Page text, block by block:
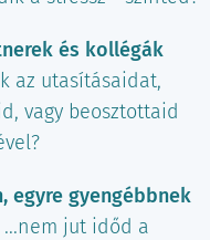
és kollégák
az utasításaidat,
vagy beosztottaid
egyre gyengébbnek
...nem jut időd a